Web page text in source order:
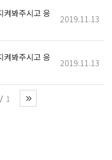
켜봐주시고 응
2019.11.13
켜봐주시고 응
2019.11.13
1